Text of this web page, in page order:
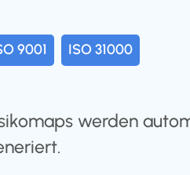
9001 ISO 31000
werden